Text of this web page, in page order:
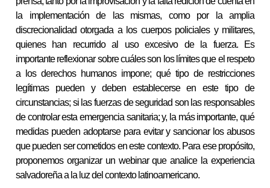
la implementación de las mismas, como por la amplia
discrecionalidad otorgada a los cuerpos policiales y militares,
quienes han recurrido al uso excesivo de la fuerza. Es
importante reflexionar sobre cuáles son los límites que el respeto
a los derechos humanos impone; qué tipo de restricciones
legítimas pueden y deben establecerse en este tipo de
circunstancias; si las fuerzas de seguridad son las responsables
de controlar esta emergencia sanitaria; y, la más importante, qué
medidas pueden adoptarse para evitar y sancionar los abusos
que pueden ser cometidos en este contexto. Para ese propósito,
proponemos organizar un webinar que analice la experiencia
salvadoreña a la luz del contexto latinoamericano.